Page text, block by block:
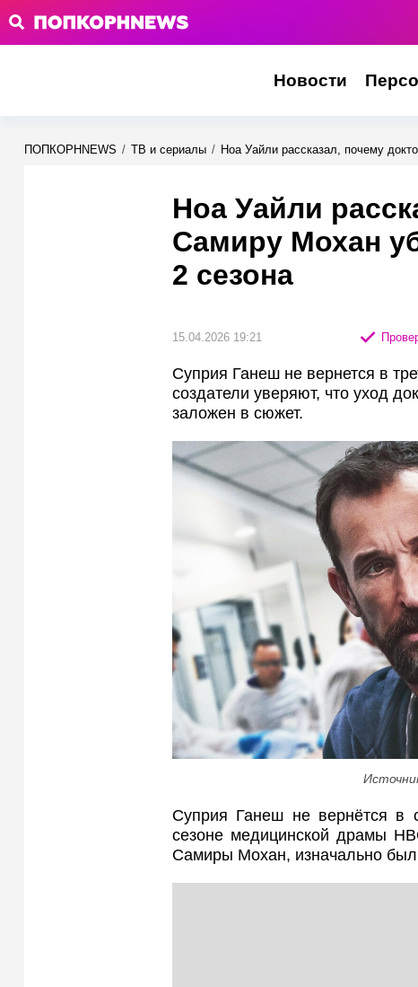
Новости
ПОПКОРНNEWS / ТВ и сериалы / Ноа Уайли рассказал, почему
Ноа Уайли
Самиру Мохан
2 сезона
15.04.2026 19:21
Суприя Ганеш не вернется в
создатели уверяют, что уход
заложен в сюжет.
Суприя Ганеш не вернётся в
сезоне медицинской драмы
Самиры Мохан, изначально